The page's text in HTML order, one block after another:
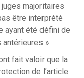
majoritaires
être interprété
ayant été défini de
».
fait valoir que la
de l’article